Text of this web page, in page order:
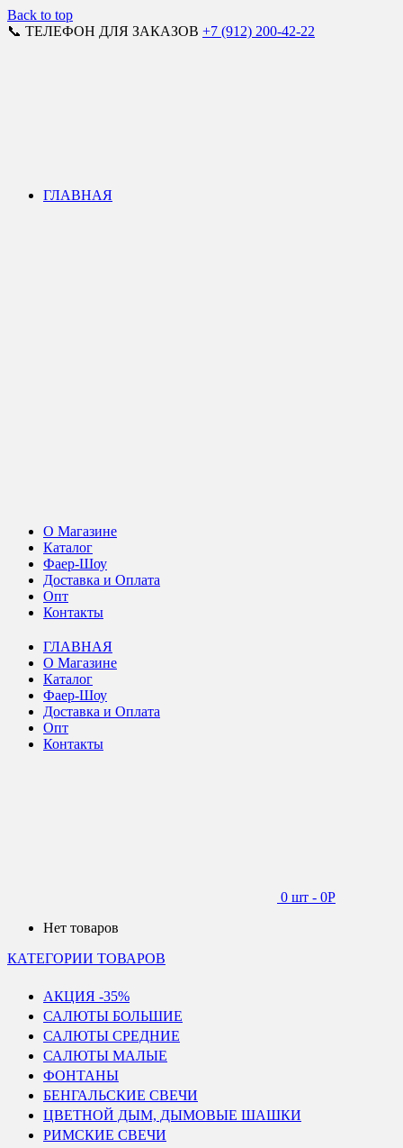
Back to top
📞 ТЕЛЕФОН ДЛЯ ЗАКАЗОВ +7 (912) 200-42-22
ГЛАВНАЯ
О Магазине
Каталог
Фаер-Шоу
Доставка и Оплата
Опт
Контакты
ГЛАВНАЯ
О Магазине
Каталог
Фаер-Шоу
Доставка и Оплата
Опт
Контакты
0 шт - 0Р
Нет товаров
КАТЕГОРИИ ТОВАРОВ
АКЦИЯ -35%
САЛЮТЫ БОЛЬШИЕ
САЛЮТЫ СРЕДНИЕ
САЛЮТЫ МАЛЫЕ
ФОНТАНЫ
БЕНГАЛЬСКИЕ СВЕЧИ
ЦВЕТНОЙ ДЫМ, ДЫМОВЫЕ ШАШКИ
РИМСКИЕ СВЕЧИ